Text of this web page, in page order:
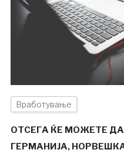
Вработување
ОТСЕГА ЌЕ МОЖЕТЕ
ГЕРМАНИЈА,